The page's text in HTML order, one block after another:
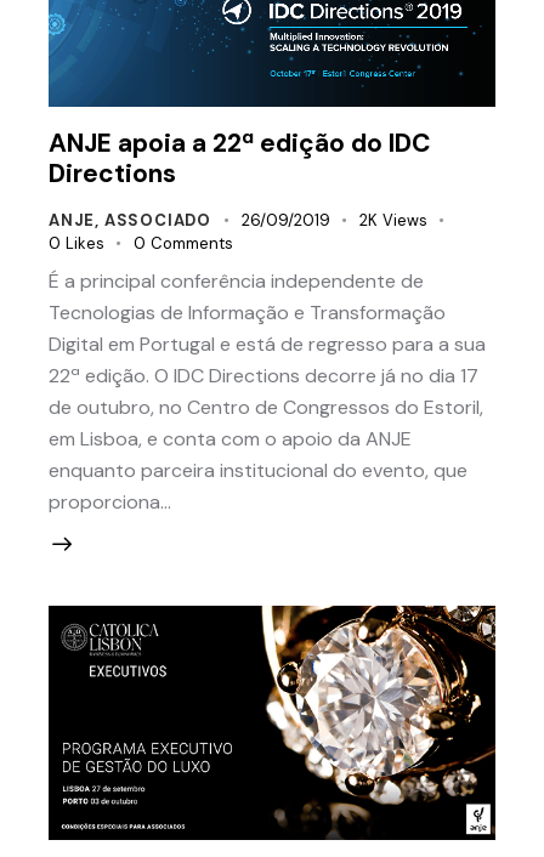
ANJE apoia a 22ª edição do IDC
Directions
ANJE, ASSOCIADO 26/09/2019 2K Views
0 Likes 0 Comments
É a principal conferência independente de
Tecnologias de Informação e Transformação
Digital em Portugal e está de regresso para a sua
22ª edição. O IDC Directions decorre já no dia 17
de outubro, no Centro de Congressos do Estoril,
em Lisboa, e conta com o apoio da ANJE
enquanto parceira institucional do evento, que
proporciona…